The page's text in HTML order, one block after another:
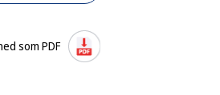
som PDF